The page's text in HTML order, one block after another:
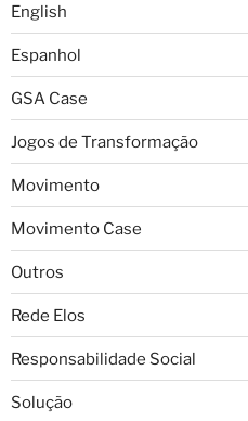
English
Espanhol
GSA Case
Jogos de Transformação
Movimento
Movimento Case
Outros
Rede Elos
Responsabilidade Social
Solução